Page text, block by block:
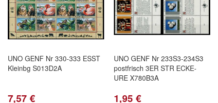
UNO GENF Nr 330-333 ESST
Kleinbg S013D2A
7,57 €
UNO GENF Nr 233S3-234S3
postfrisch 3ER STR ECKE-
URE X780B3A
1,95 €